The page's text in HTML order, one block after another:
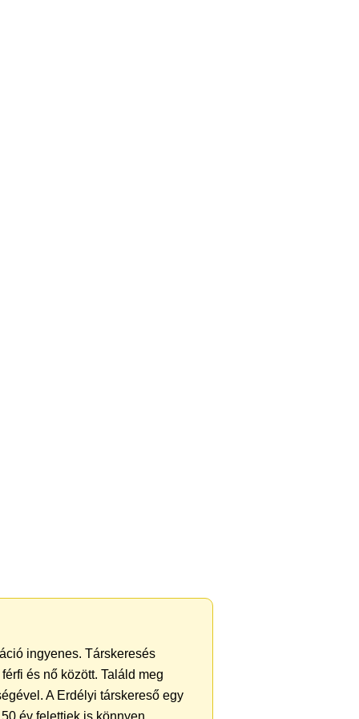
ingyenes. Társkeresés
és nő között. Találd meg
A Erdélyi társkereső egy
év felettiek is könnyen